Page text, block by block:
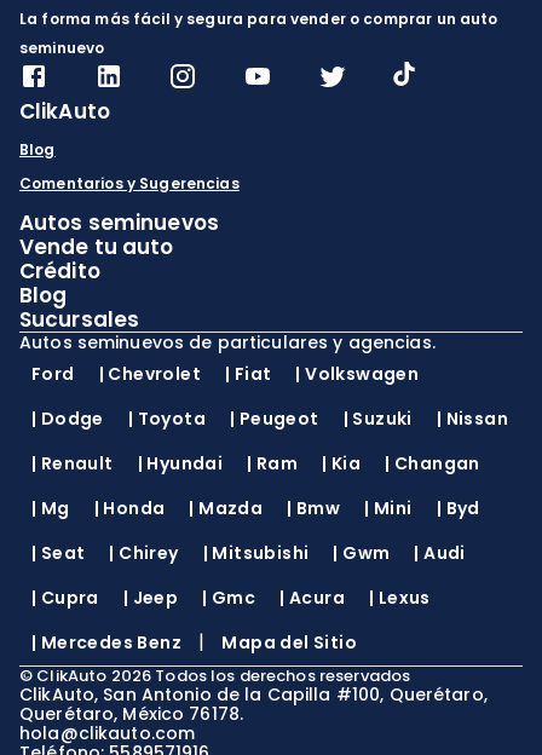
La forma más fácil y segura para vender o comprar un auto
seminuevo
ClikAuto
Blog
Comentarios y Sugerencias
Autos seminuevos
Vende tu auto
Crédito
Blog
Sucursales
Autos seminuevos de particulares y agencias.
Ford
| Chevrolet | Fiat |Volkswagen
| Dodge | Toyota | Peugeot | Suzuki | Nissan
| Renault | Hyundai | Ram | Kia | Changan
| Mg | Honda | Mazda | Bmw | Mini | Byd
| Seat | Chirey | Mitsubishi | Gwm |Audi
| Cupra | Jeep | Gmc |Acura | Lexus
| Mercedes Benz | Mapa del Sitio
© ClikAuto 2026 Todos los derechos reservados
ClikAuto, San Antonio de la Capilla #100, Querétaro,
Querétaro, México 76178.
hola@clikauto.com